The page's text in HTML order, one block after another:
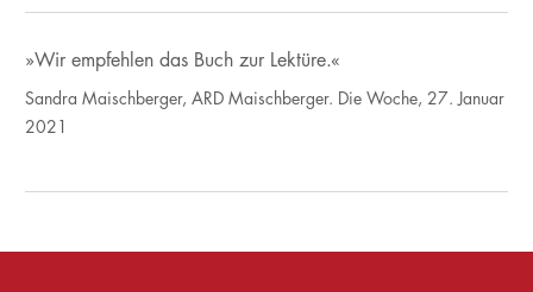
»Wir empfehlen das Buch zur Lektüre.«
Sandra Maischberger, ARD Maischberger. Die Woche, 27. Januar
2021